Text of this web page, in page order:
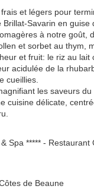
et légers pour
Brillat-Savarin en guise
à notre goût,
et sorbet au thym,
et fruit: le riz au lait
acidulée de la
cueillies.
les saveurs
cuisine délicate,
de Beaune